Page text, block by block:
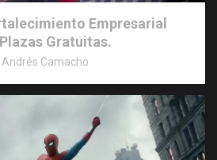
Empresarial
Gratuitas.
Camacho